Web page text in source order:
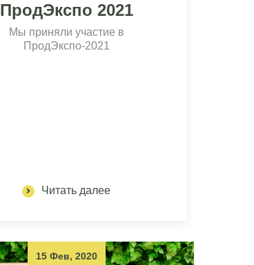
ПродЭкспо 2021
Мы приняли участие в
ПродЭкспо-2021
Читать далее
15 Фев, 2020